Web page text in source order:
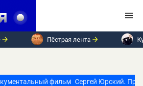
Пёстрая лента
фильм Сергей Юрский.